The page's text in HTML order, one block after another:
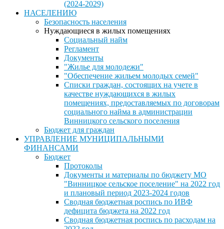
(2024-2029)
НАСЕЛЕНИЮ
Безопасность населения
Нуждающиеся в жилых помещениях
Социальный найм
Регламент
Документы
"Жилье для молодежи"
"Обеспечение жильем молодых семей"
Списки граждан, состоящих на учете в
качестве нуждающихся в жилых
помещениях, предоставляемых по договорам
социального найма в администрации
Винницкого сельского поселения
Бюджет для граждан
УПРАВЛЕНИЕ МУНИЦИПАЛЬНЫМИ
ФИНАНСАМИ
Бюджет
Протоколы
Документы и материалы по бюджету МО
"Винницкое сельское поселение" на 2022 год
и плановый период 2023-2024 годов
Сводная бюджетная роспись по ИВФ
дефицита бюджета на 2022 год
Сводная бюджетная роспись по расходам на